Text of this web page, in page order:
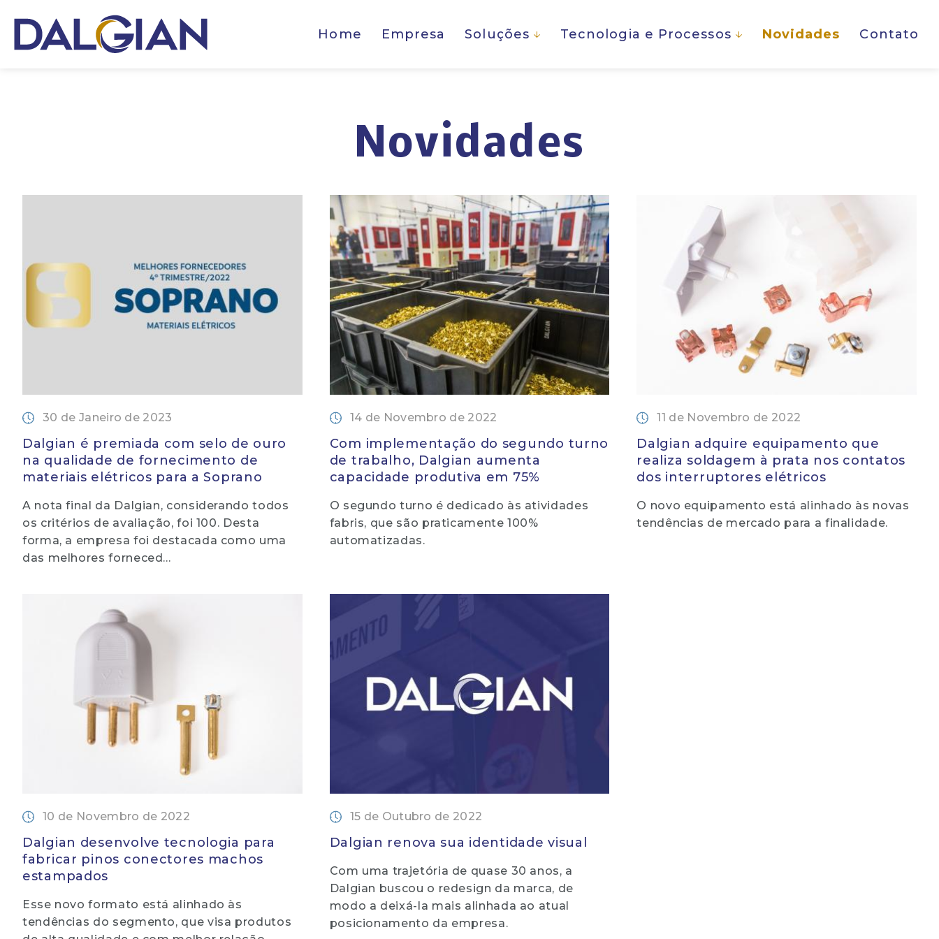
Home Empresa Soluções Tecnologia e Processos Novidades Contato
Novidades
30 de Janeiro de 2023
Dalgian é premiada com selo de ouro
na qualidade de fornecimento de
materiais elétricos para a Soprano
A nota final da Dalgian, considerando todos
os critérios de avaliação, foi 100. Desta
forma, a empresa foi destacada como uma
das melhores forneced...
14 de Novembro de 2022
Com implementação do segundo turno
de trabalho, Dalgian aumenta
capacidade produtiva em 75%
O segundo turno é dedicado às atividades
fabris, que são praticamente 100%
automatizadas.
11 de Novembro de 2022
Dalgian adquire equipamento que
realiza soldagem à prata nos contatos
dos interruptores elétricos
O novo equipamento está alinhado às novas
tendências de mercado para a finalidade.
10 de Novembro de 2022
Dalgian desenvolve tecnologia para
fabricar pinos conectores machos
estampados
Esse novo formato está alinhado às
tendências do segmento, que visa produtos
15 de Outubro de 2022
Dalgian renova sua identidade visual
Com uma trajetória de quase 30 anos, a
Dalgian buscou o redesign da marca, de
modo a deixá-la mais alinhada ao atual
posicionamento da empresa.